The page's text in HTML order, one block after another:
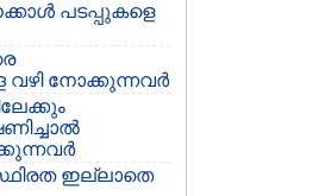
പടപ്പുകളെ
വഴി നോക്കുന്നവര്‍
ഇല്ലാതെ